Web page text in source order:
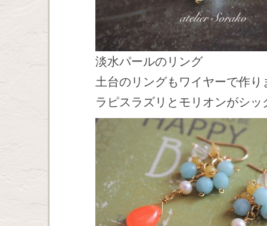
淡水パールのリング
土台のリングもワイヤーで作り
ラピスラズリとモリオンがシ